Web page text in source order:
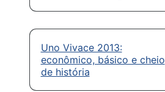
Uno Vivace 2013:
econômico, básico e cheio
de história